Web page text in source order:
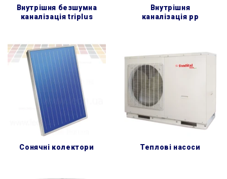
внутрішня безшумна
каналізація triplus
внутрішня
каналізація pp
сонячні колектори теплові насоси